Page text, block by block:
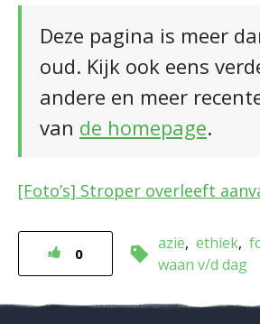
Deze pagina is meer
oud. Kijk ook eens
andere en meer
van de homepage.
[Foto’s] Stroper overleeft
0
azië ethiek
waan v/d dag